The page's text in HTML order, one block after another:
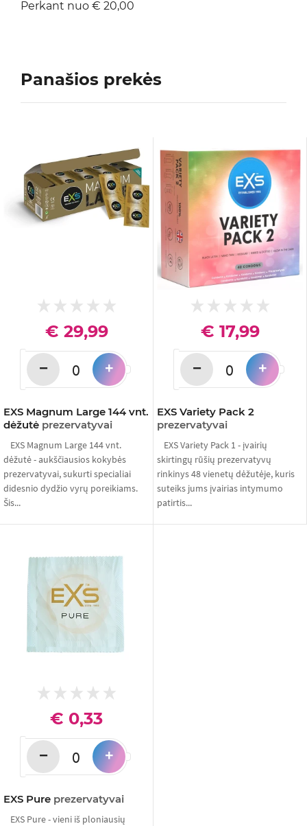
Perkant nuo € 20,00
Panašios prekės
EXS Magnum Large 144 vnt.
dėžutė prezervatyvai
€ 29,99
− +
EXS Magnum Large 144 vnt.
dėžutė - aukščiausios kokybės
prezervatyvai, sukurti specialiai
didesnio dydžio vyrų poreikiams.
Šis...
EXS Variety Pack 2
prezervatyvai
€ 17,99
− +
EXS Variety Pack 1 - įvairių
skirtingų rūšių prezervatyvų
rinkinys 48 vienetų dėžutėje, kuris
suteiks jums įvairias intymumo
patirtis...
EXS Pure prezervatyvai
€ 0,33
− +
EXS Pure - vieni iš ploniausių